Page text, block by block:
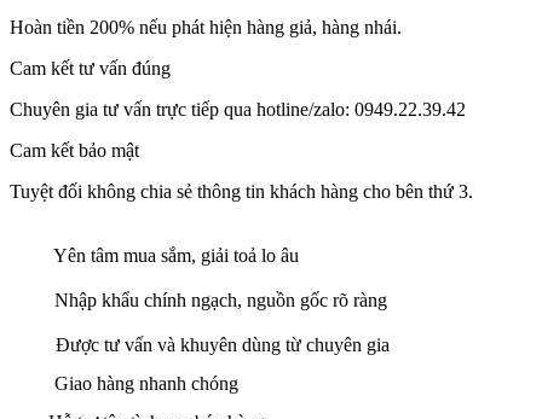
Hoàn tiền 200% nếu phát hiện hàng giả, hàng nhái.
Cam kết tư vấn đúng
Chuyên gia tư vấn trực tiếp qua hotline/zalo: 0949.22.39.42
Cam kết bảo mật
Tuyệt đối không chia sẻ thông tin khách hàng cho bên thứ 3.
Yên tâm mua sắm, giải toả lo âu
Nhập khẩu chính ngạch, nguồn gốc rõ ràng
Được tư vấn và khuyên dùng từ chuyên gia
Giao hàng nhanh chóng